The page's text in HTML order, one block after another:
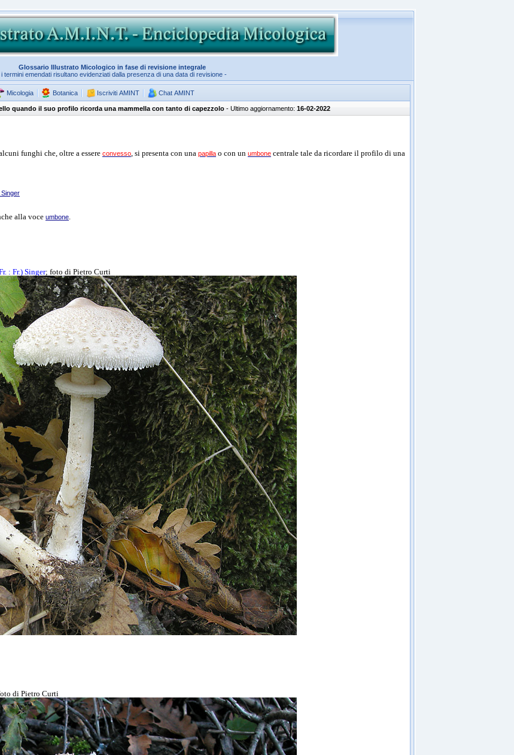
Glossario Illustrato Micologico in fase di revisione integrale
i termini emendati risultano evidenziati dalla presenza di una data di revisione -
Micologia Botanica Iscriviti AMINT Chat AMINT
quando il suo profilo ricorda una mammella con tanto di capezzolo - Ultimo aggiornamento: 16-02-2022
funghi che, oltre a essere convesso, si presenta con una papilla o con un umbone centrale tale da ricordare il profilo di una
alla voce umbone.
: Fr.) Singer; foto di Pietro Curti
di Pietro Curti